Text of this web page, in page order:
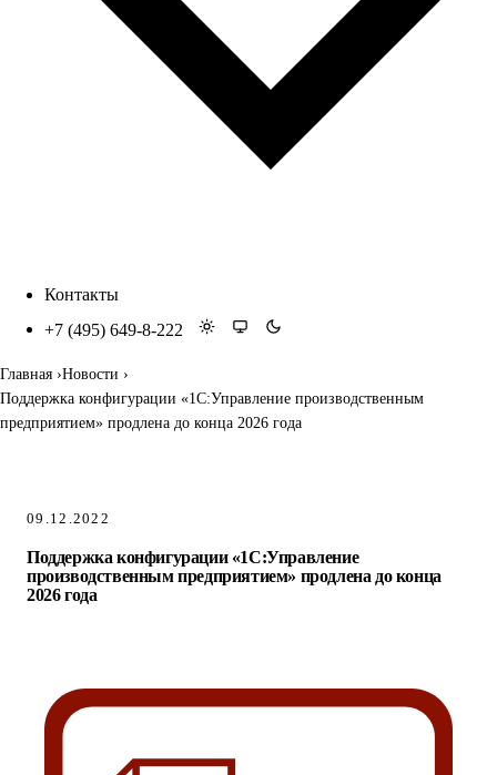
Контакты
+7 (495) 649-8-222
Главная Новости
Поддержка конфигурации «1С:Управление производственным
предприятием» продлена до конца 2026 года
09.12.2022
Поддержка конфигурации «1С:Управление
производственным предприятием» продлена до конца
2026 года